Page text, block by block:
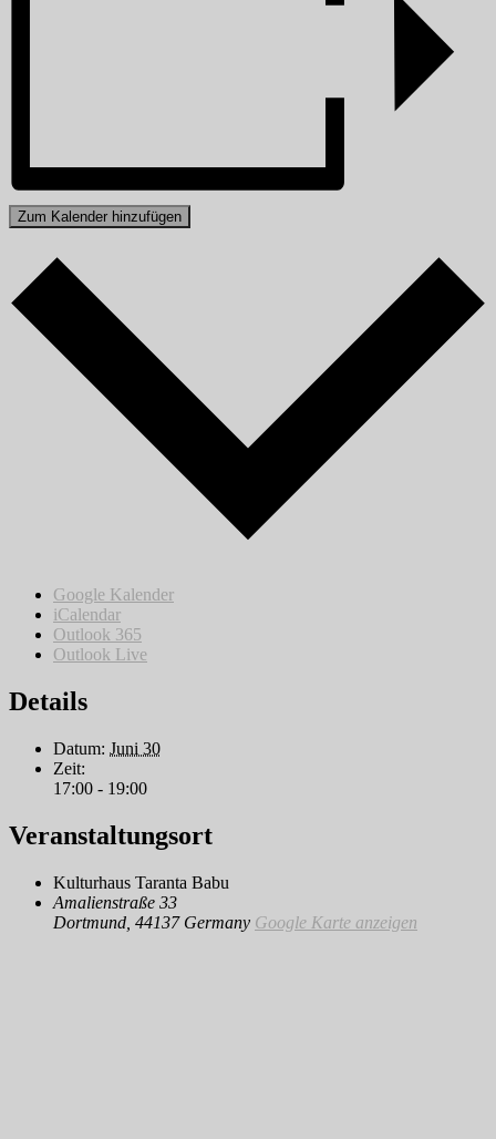
Zum Kalender hinzufügen
Google Kalender
iCalendar
Outlook 365
Outlook Live
Details
Datum: Juni 30
Zeit:
17:00 - 19:00
Veranstaltungsort
Kulturhaus Taranta Babu
Amalienstraße 33
Dortmund 44137 Germany Google Karte anzeigen